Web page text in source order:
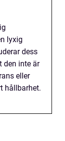
lyxig
dess
den inte är
eller
hållbarhet.